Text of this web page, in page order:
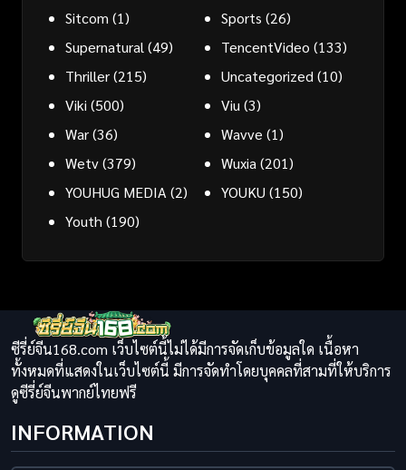
Sitcom (1) Sports (26)
Supernatural(49) TencentVideo (133)
Thriller(215) Uncategorized(10)
Viki (500) Viu(3)
War(36) Wavve (1)
Wetv(379) Wuxia(201)
YOUHUG MEDIA(2) YOUKU (150)
Youth (190)
ซีรี่ย์จีน168.com เว็บไซต์นี้ไม่ได้มีการจัดเก็บข้อมูลใด เนื้อหา
ทั้งหมดที่แสดงในเว็บไซต์นี้ มีการจัดทำโดยบุคคลที่สามที่ให้บริการ
ดูซีรี่ย์จีนพากย์ไทยฟรี
INFORMATION